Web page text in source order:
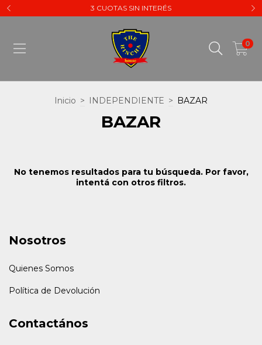
3 CUOTAS SIN INTERÉS
0
Inicio > INDEPENDIENTE > BAZAR
BAZAR
No tenemos resultados para tu búsqueda. Por favor,
intentá con otros filtros.
Nosotros
Quienes Somos
Política de Devolución
Contactános